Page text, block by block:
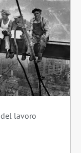
del lavoro